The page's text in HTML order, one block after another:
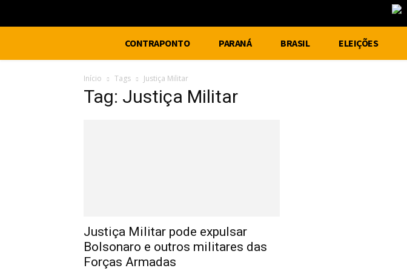
CONTRAPONTO PARANÁ BRASIL ELEIÇÕES
Início Tags Justiça Militar
Tag: Justiça Militar
Justiça Militar pode expulsar
Bolsonaro e outros militares das
Forças Armadas